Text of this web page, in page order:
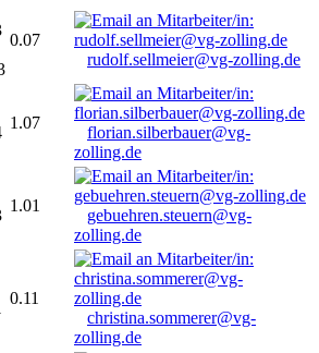
0.07
rudolf.sellmeier@vg-zolling.de
1.07
florian.silberbauer@vg-
zolling.de
1.01
gebuehren.steuern@vg-
zolling.de
0.11
christina.sommerer@vg-
zolling.de